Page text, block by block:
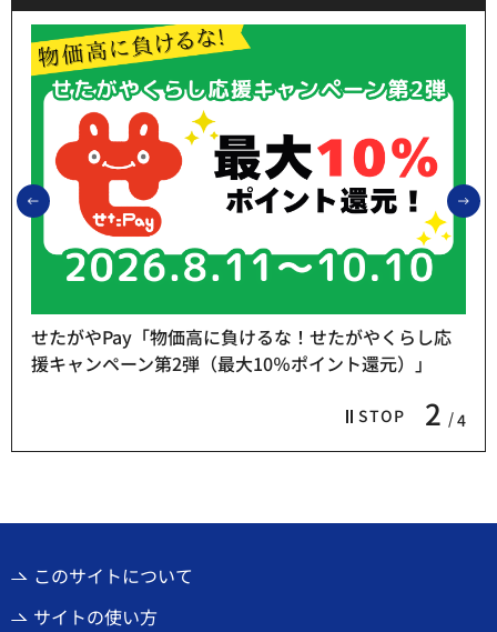
前のスライドを表示
STOP 2 4
せたがやPay「物価高に負けるな！せたがやくらし応
援キャンペーン第2弾（最大10％ポイント還元）」
このサイトについて
サイトの使い方